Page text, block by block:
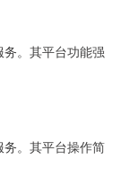
。其平台功能强
。其平台操作简